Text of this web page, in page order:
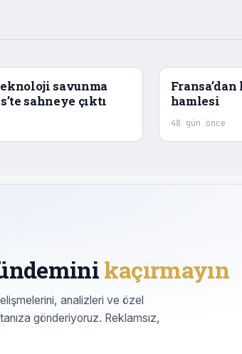
savunma
sahneye çıktı
hamlesi
48 gün önce
kaçırmayın
analizleri ve özel
gönderiyoruz. Reklamsız,